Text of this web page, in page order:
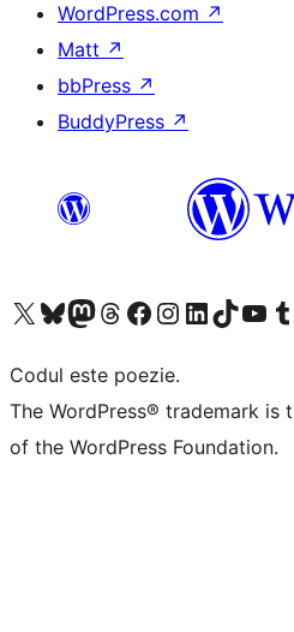
WordPress.com ↗
Matt ↗
bbPress ↗
BuddyPress ↗
Mergi la contul nostru X (fost Twitter)
Vizitează contul nostru Bluesky
Vizitează contul nostru Mastodon
Vizitează contul nostru Threads
Vizitează pagina noastră Facebook
Vizitează-ne pe Instagram
Vizitează-ne pe LinkedIn
Vizitează contul nostru TikTok
Vizitează
Codul este poezie.
The WordPress® trademark
of the WordPress Foundation.